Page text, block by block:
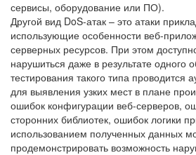
сервисы, оборудование или ПО).
Другой вид DoS-атак – это атаки
использующие особенности веб-
серверных ресурсов. При этом
нарушиться даже в результате одного
тестирования такого типа проводится
для выявления узких мест в плане
ошибок конфигурации веб-серверов,
сторонних библиотек, ошибок логики
использованием полученных данных
продемонстрировать возможность